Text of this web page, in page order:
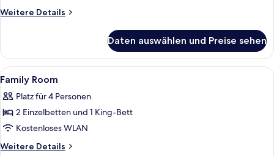
anzeigen
Weitere Details
Weitere
Zimmer
(Additional
Extrabed
Breakfast)
Daten auswählen und Preise sehen
Alle
Fotos
für
Family
Room
anzeigen
Minibar, Zimmersafe, Schreibtisch,
10
Family Room
Platz für 4 Personen
2 Einzelbetten und 1 King-Bett
Kostenloses WLAN
Weitere Details
Weitere